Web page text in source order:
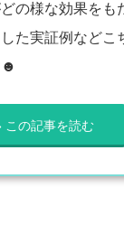
の様な効果をも
た実証例などこ
☻
この記事を読む